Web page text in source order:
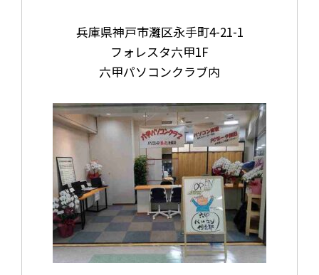
兵庫県神戸市灘区永手町4-21-1
フォレスタ六甲1F
六甲パソコンクラブ内